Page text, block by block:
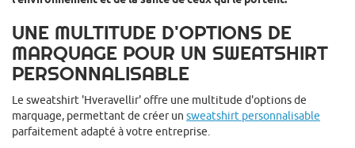
UNE MULTITUDE D'OPTIONS DE
MARQUAGE POUR UN SWEATSHIRT
PERSONNALISABLE
Le sweatshirt 'Hveravellir' offre une multitude d'options de
marquage, permettant de créer un sweatshirt personnalisable
parfaitement adapté à votre entreprise.